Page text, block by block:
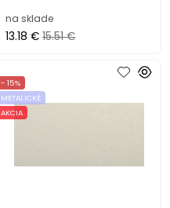
na sklade
13.18 € 15.51 €
- 15%
METALICKÉ
AKCIA